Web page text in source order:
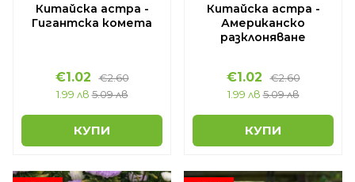
Китайска астра -
Гигантска комета
€1.02
€2.60
1.99 лв 5.09 лв
КУПИ
Китайска астра -
Американско
разклоняване
€1.02
€2.60
1.99 лв 5.09 лв
КУПИ